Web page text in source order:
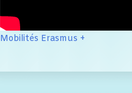
Mobilités Erasmus +